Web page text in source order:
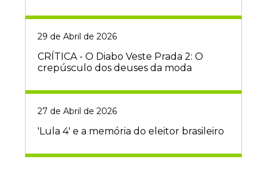
29 de Abril de 2026
CRÍTICA - O Diabo Veste Prada 2: O
crepúsculo dos deuses da moda
27 de Abril de 2026
'Lula 4' e a memória do eleitor brasileiro